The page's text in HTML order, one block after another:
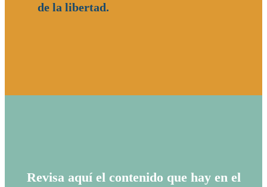
de la libertad.
Revisa aquí el contenido que hay en el